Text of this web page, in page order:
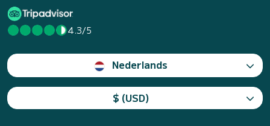
4.3/5
Nederlands
$ (USD)